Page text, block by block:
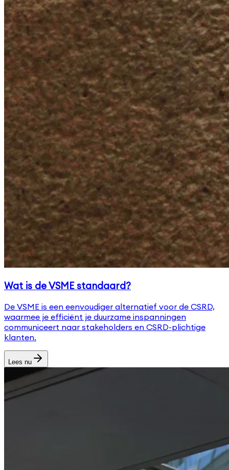
Wat is de VSME standaard?
De VSME is een eenvoudiger alternatief voor de CSRD,
waarmee je efficiënt je duurzame inspanningen
communiceert naar stakeholders en CSRD-plichtige
klanten.
Lees nu